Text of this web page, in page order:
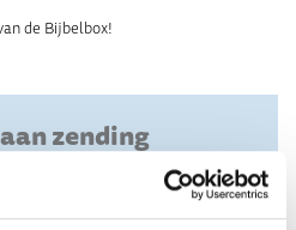
de Bijbelbox!
zending